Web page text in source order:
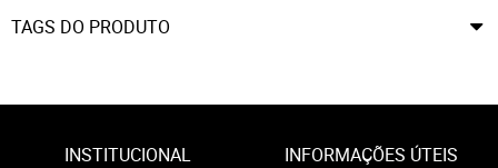
TAGS DO PRODUTO
INSTITUCIONAL INFORMAÇÕES ÚTEIS